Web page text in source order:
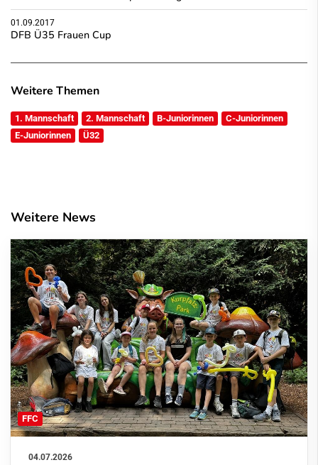
01.09.2017
DFB Ü35 Frauen Cup
Weitere Themen
1. Mannschaft 2. Mannschaft B-Juniorinnen
C-Juniorinnen
E-Juniorinnen
Ü32
Weitere News
FFC
04.07.2026